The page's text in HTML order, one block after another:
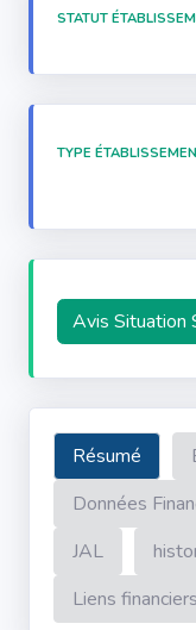
STATUT
TYPE
Avis Situation
Résumé
Données
JAL
Liens financiers